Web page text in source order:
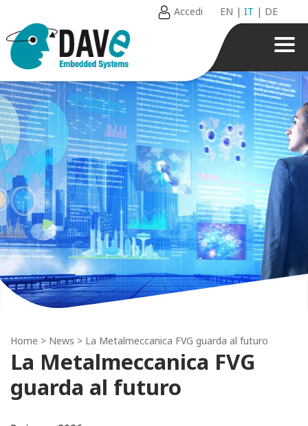
Accedi EN |IT | DE
Home > News > La Metalmeccanica FVG guarda al futuro
La Metalmeccanica FVG
guarda al futuro